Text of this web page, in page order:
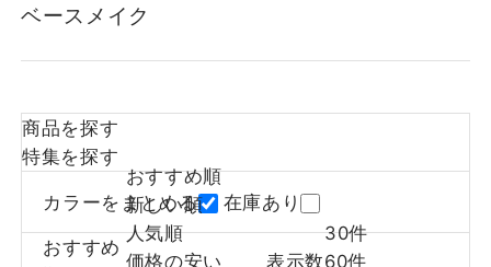
ベースメイク
商品を探す
特集を探す
カラーをまとめる 在庫あり
おすすめ
おすすめ順
新しい順
人気順
価格の安い
表示数
30件
60件